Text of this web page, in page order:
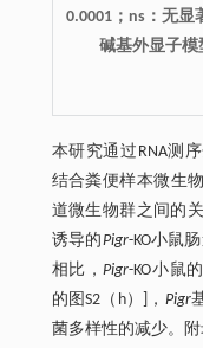
0.0001；ns：无显
碱基外显子模
本研究通过RNA测
结合粪便样本微生
道微生物群之间的
诱导的Pigr-KO小鼠
相比，Pigr-KO小鼠
的图S2（h）]， Pigr
菌多样性的减少。